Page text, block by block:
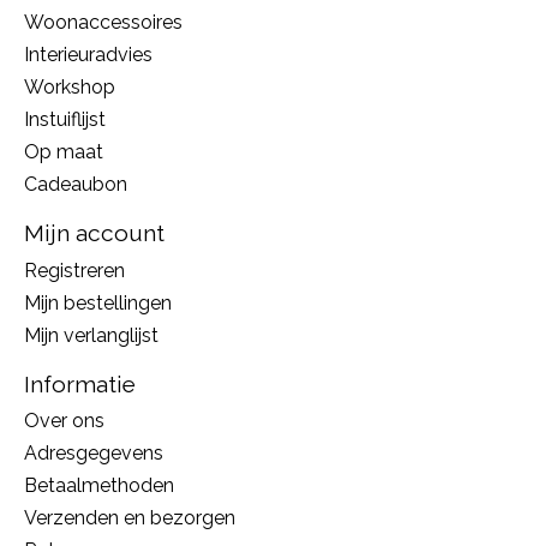
Woonaccessoires
Interieuradvies
Workshop
Instuiflijst
Op maat
Cadeaubon
Mijn account
Registreren
Mijn bestellingen
Mijn verlanglijst
Informatie
Over ons
Adresgegevens
Betaalmethoden
Verzenden en bezorgen